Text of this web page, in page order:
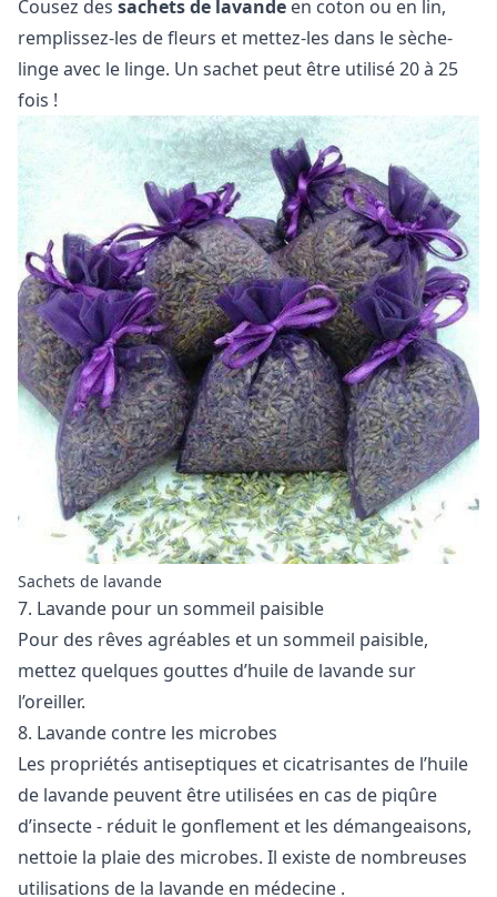
Cousez des sachets de lavande en coton ou en lin,
remplissez-les de fleurs et mettez-les dans le sèche-
linge avec le linge. Un sachet peut être utilisé 20 à 25
fois !
Sachets de lavande
7. Lavande pour un sommeil paisible
Pour des rêves agréables et un sommeil paisible,
mettez quelques gouttes d’huile de lavande sur
l’oreiller.
8. Lavande contre les microbes
Les propriétés antiseptiques et cicatrisantes de l’huile
de lavande peuvent être utilisées en cas de piqûre
d’insecte - réduit le gonflement et les démangeaisons,
nettoie la plaie des microbes. Il existe de nombreuses
utilisations de la lavande en médecine .